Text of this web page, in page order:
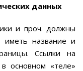
данных
и проч. должны
иметь название и
Ссылки на
основном «теле»